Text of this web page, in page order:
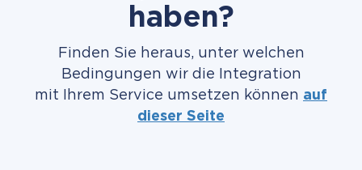
haben?
Finden Sie heraus, unter welchen
Bedingungen wir die Integration
mit Ihrem Service umsetzen können auf
dieser Seite